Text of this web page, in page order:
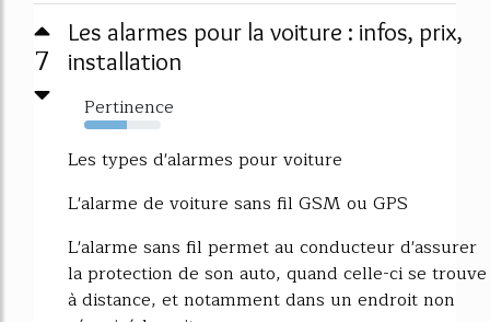
7
Les alarmes pour la voiture : infos, prix,
installation
Pertinence
55%
Les types d'alarmes pour voiture
L'alarme de voiture sans fil GSM ou GPS
L'alarme sans fil permet au conducteur d'assurer
la protection de son auto, quand celle-ci se trouve
à distance, et notamment dans un endroit non